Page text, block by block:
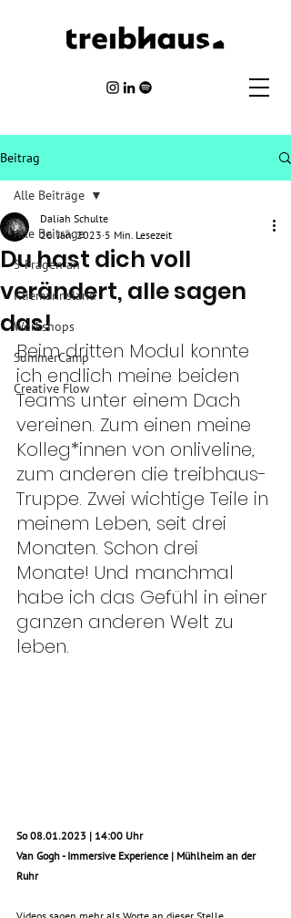
Beitrag
Alle Beiträge
5 Fragen an
Kliemannsland
Workshops
SummerCamp
Creative Flow
Alle Beiträge
Du hast dich voll
verändert, alle sagen
das!
Daliah Schulte
26. Jan. 2023 5 Min. Lesezeit
Beim dritten Modul konnte
ich endlich meine beiden
Teams unter einem Dach
vereinen. Zum einen meine
Kolleg*innen von onliveline,
zum anderen die treibhaus-
Truppe. Zwei wichtige Teile in
meinem Leben, seit drei
Monaten. Schon drei
Monate! Und manchmal
habe ich das Gefühl in einer
ganzen anderen Welt zu
leben.
So 08.01.2023 | 14:00 Uhr
Van Gogh - Immersive Experience | Mühlheim an der
Ruhr